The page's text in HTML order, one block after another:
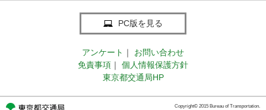
PC版を見る
アンケート ｜
お問い合わせ
免責事項 ｜
個人情報保護方針
東京都交通局HP
Copyright© 2015 Bureau of Transportation.